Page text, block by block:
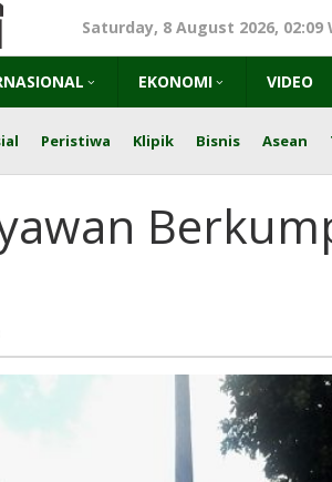
Saturday, 8 August 2026, 02:09
EKONOMI VIDEO
Peristiwa Klipik Bisnis Asean
redaksi